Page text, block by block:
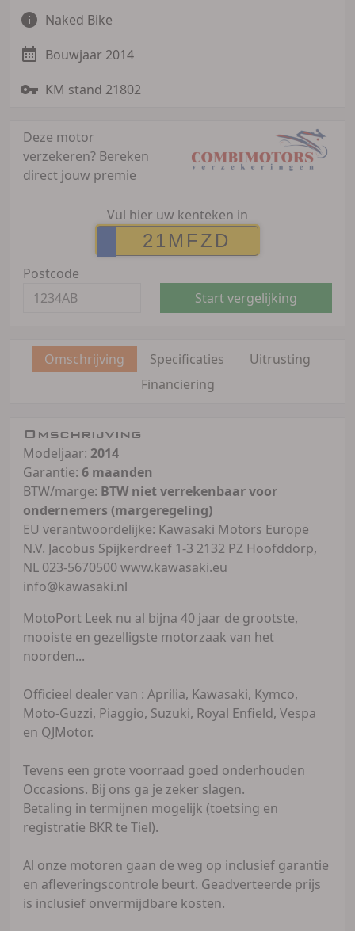
Naked Bike
Bouwjaar 2014
KM stand 21802
Deze motor
verzekeren? Bereken
direct jouw premie
Vul hier uw kenteken in
Postcode
Start vergelijking
Omschrijving Specificaties
Uitrusting
Financiering
Omschrijving
Modeljaar: 2014
Garantie: 6 maanden
BTW/marge: BTW niet verrekenbaar voor
ondernemers (margeregeling)
EU verantwoordelijke: Kawasaki Motors Europe
N.V. Jacobus Spijkerdreef 1-3 2132 PZ Hoofddorp,
NL 023-5670500 www.kawasaki.eu
info@kawasaki.nl
MotoPort Leek nu al bijna 40 jaar de grootste,
mooiste en gezelligste motorzaak van het
noorden...
Officieel dealer van : Aprilia, Kawasaki, Kymco,
Moto-Guzzi, Piaggio, Suzuki, Royal Enfield, Vespa
en QJMotor.
Tevens een grote voorraad goed onderhouden
Occasions. Bij ons ga je zeker slagen.
Betaling in termijnen mogelijk (toetsing en
registratie BKR te Tiel).
Al onze motoren gaan de weg op inclusief garantie
en afleveringscontrole beurt. Geadverteerde prijs
is inclusief onvermijdbare kosten.